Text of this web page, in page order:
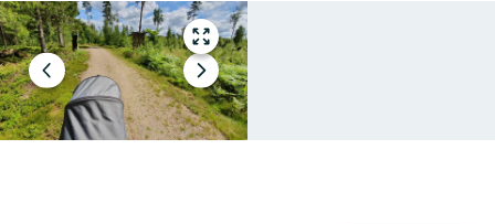
Gå
till
helskärmsläge
Föregående
bild
Nästa
bildspel